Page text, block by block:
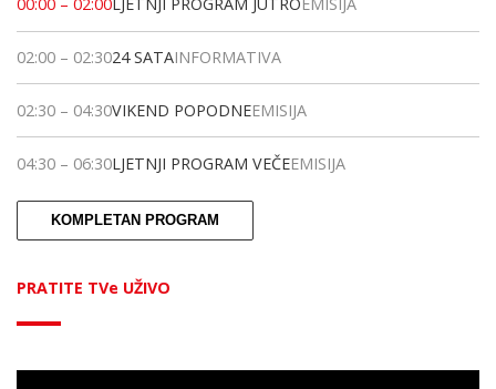
02:00 – 02:3024 SATAINFORMATIVA
02:30 – 04:30VIKEND POPODNEEMISIJA
04:30 – 06:30LJETNJI PROGRAM VEČEEMISIJA
KOMPLETAN PROGRAM
PRATITE TVe UŽIVO